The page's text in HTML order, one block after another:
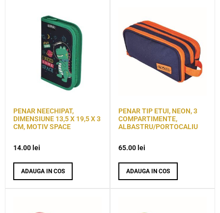
PENAR NEECHIPAT,
DIMENSIUNE 13,5 X 19,5 X 3
CM, MOTIV SPACE
14.00 lei
ADAUGA IN COS
PENAR TIP ETUI, NEON, 3
COMPARTIMENTE,
ALBASTRU/PORTOCALIU
65.00 lei
ADAUGA IN COS